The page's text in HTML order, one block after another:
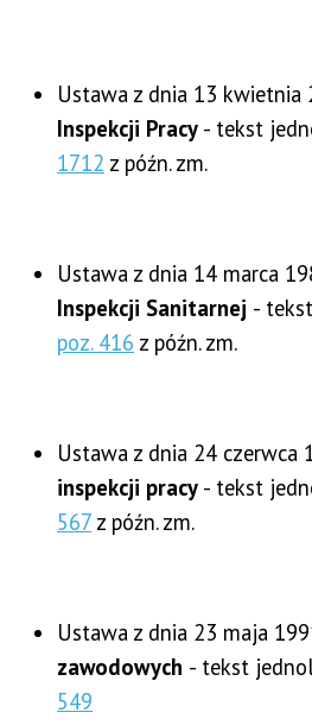
Ustawa z dnia 13 kwietnia
Inspekcji Pracy - tekst
1712 z późn. zm.
Ustawa z dnia 14 marca
Inspekcji Sanitarnej -
poz. 416 z późn. zm.
Ustawa z dnia 24 czerwca
inspekcji pracy - tekst
567 z późn. zm.
Ustawa z dnia 23 maja
zawodowych - tekst
549